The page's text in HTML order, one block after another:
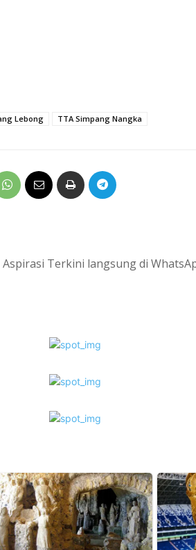
Lebong TTA Simpang Nangka
Terkini langsung di